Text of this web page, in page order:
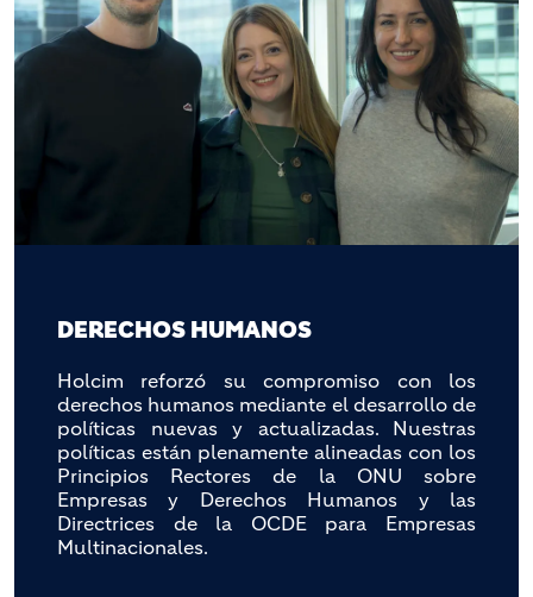
DERECHOS HUMANOS
Holcim reforzó su compromiso con los
derechos humanos mediante el desarrollo de
políticas nuevas y actualizadas. Nuestras
políticas están plenamente alineadas con los
Principios Rectores de la ONU sobre
Empresas y Derechos Humanos y las
Directrices de la OCDE para Empresas
Multinacionales.